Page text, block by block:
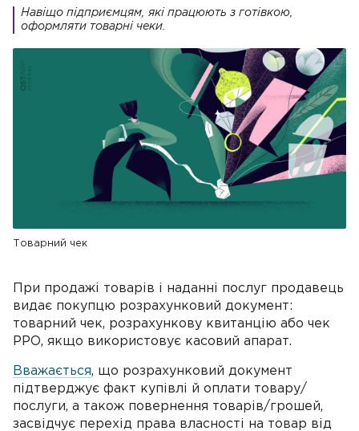
Навіщо підприємцям, які працюють з готівкою,
оформляти товарні чеки.
Товарний чек
При продажі товарів і наданні послуг продавець
видає покупцю розрахунковий документ:
товарний чек, розрахункову квитанцію або чек
РРО, якщо використовує касовий апарат.
Вважається, що розрахунковий документ
підтверджує факт купівлі й оплати товару/
послуги, а також повернення товарів/грошей,
засвідчує перехід права власності на товар від